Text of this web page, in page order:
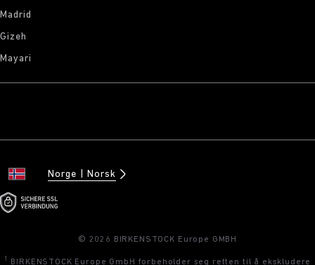
Madrid
Gizeh
Mayari
Norge Norsk
© 2026 BIRKENSTOCK Europe GMBH
1 BIRKENSTOCK Europe GmbH forbeholder seg retten til å ekskludere